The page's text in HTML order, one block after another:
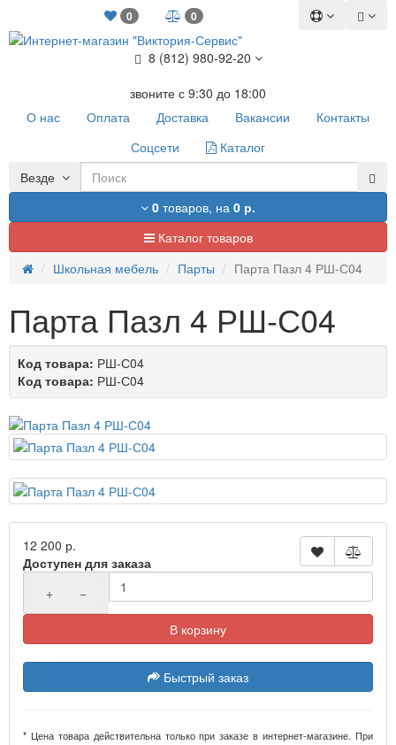
0 0
8 (812) 980-92-20
звоните с 9:30 до 18:00
О нас
Оплата Доставка Вакансии
Контакты
Соцсети
Каталог
Везде
0 товаров, на 0 р.
Каталог товаров
Школьная мебель
Парты Парта Пазл 4 РШ-С04
Парта Пазл 4 РШ-С04
Код товара: РШ-С04
Код товара: РШ-С04
12 200 р.
Доступен для заказа
+
−
В корзину
Быстрый заказ
* Цена товара действительна только при заказе в интернет-магазине. При